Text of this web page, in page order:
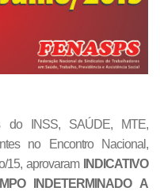
do INSS, SAÚDE, MTE,
no Encontro Nacional,
15, aprovaram INDICATIVO
INDETERMINADO A